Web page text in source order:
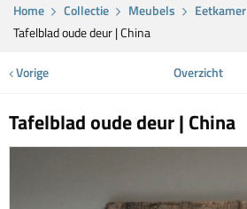
Home Collectie Meubels Eetkamer
Tafelblad oude deur | China
Vorige Overzicht
Tafelblad oude deur | China